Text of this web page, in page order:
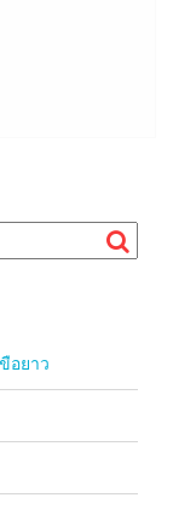
อยาว